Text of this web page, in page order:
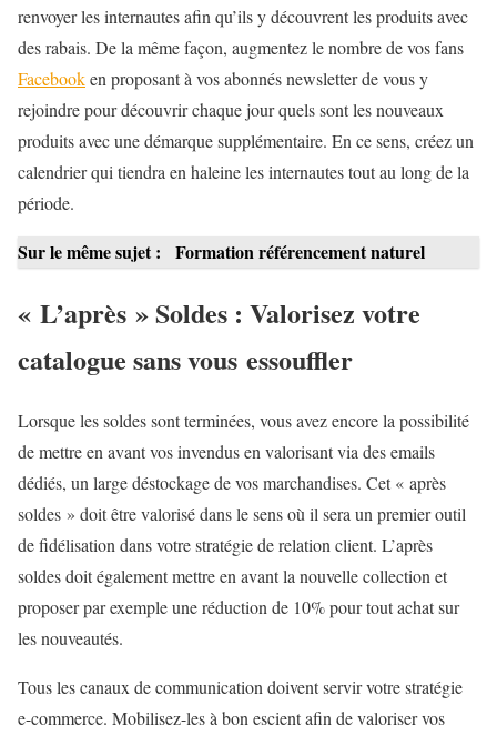
renvoyer les internautes afin qu’ils y découvrent les produits avec
des rabais. De la même façon, augmentez le nombre de vos fans
Facebooken proposant à vos abonnés newsletter de vous y
rejoindre pour découvrir chaque jour quels sont les nouveaux
produits avec une démarque supplémentaire. En ce sens, créez un
calendrier qui tiendra en haleine les internautes tout au long de la
période.
Sur le même sujet : Formation référencement naturel
« L’après » Soldes : Valorisez votre
catalogue sans vous essouffler
Lorsque les soldes sont terminées, vous avez encore la possibilité
de mettre en avant vos invendus en valorisant via des emails
dédiés, un large déstockage de vos marchandises. Cet « après
soldes » doit être valorisé dans le sens où il sera un premier outil
de fidélisation dans votre stratégie de relation client. L’après
soldes doit également mettre en avant la nouvelle collection et
proposer par exemple une réduction de 10% pour tout achat sur
les nouveautés.
Tous les canaux de communication doivent servir votre stratégie
e-commerce. Mobilisez-les à bon escient afin de valoriser vos